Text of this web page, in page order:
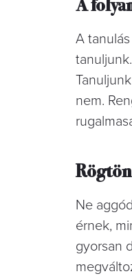
A
nem.
Ne
érnek,
gyorsan